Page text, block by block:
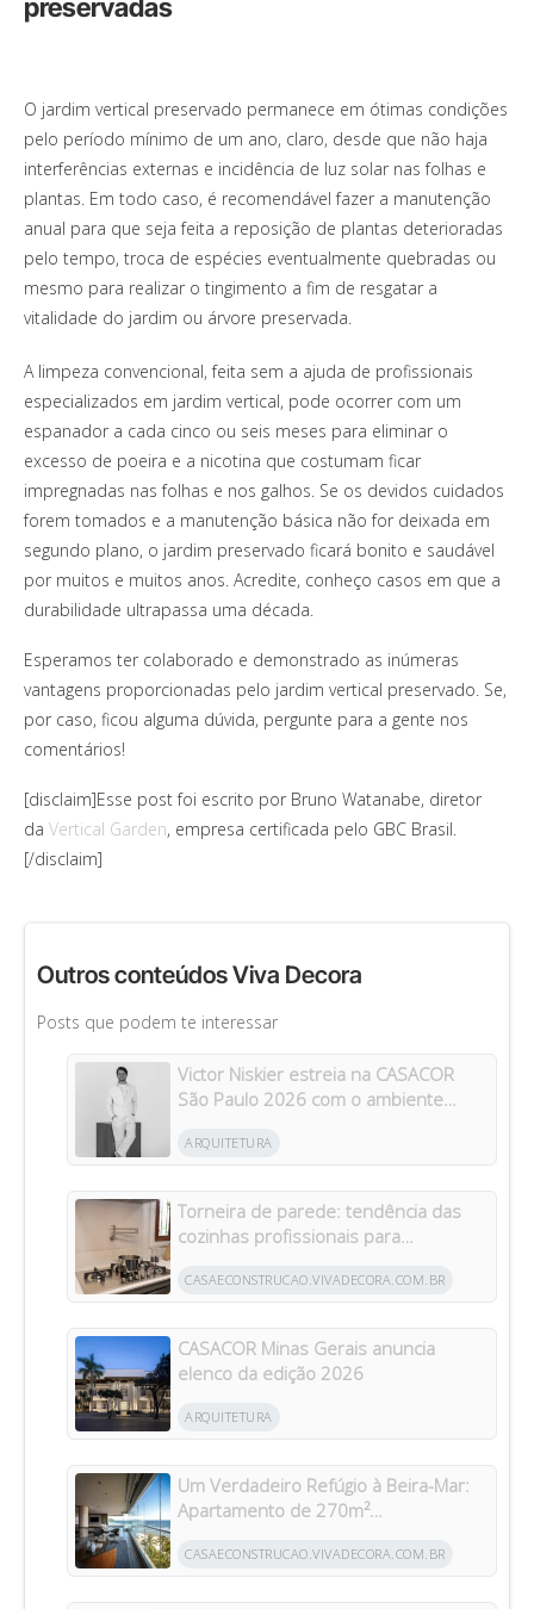
preservadas
O jardim vertical preservado permanece em ótimas condições
pelo período mínimo de um ano, claro, desde que não haja
interferências externas e incidência de luz solar nas folhas e
plantas. Em todo caso, é recomendável fazer a manutenção
anual para que seja feita a reposição de plantas deterioradas
pelo tempo, troca de espécies eventualmente quebradas ou
mesmo para realizar o tingimento a fim de resgatar a
vitalidade do jardim ou árvore preservada.
A limpeza convencional, feita sem a ajuda de profissionais
especializados em jardim vertical, pode ocorrer com um
espanador a cada cinco ou seis meses para eliminar o
excesso de poeira e a nicotina que costumam ficar
impregnadas nas folhas e nos galhos. Se os devidos cuidados
forem tomados e a manutenção básica não for deixada em
segundo plano, o jardim preservado ficará bonito e saudável
por muitos e muitos anos. Acredite, conheço casos em que a
durabilidade ultrapassa uma década.
Esperamos ter colaborado e demonstrado as inúmeras
vantagens proporcionadas pelo jardim vertical preservado. Se,
por caso, ficou alguma dúvida, pergunte para a gente nos
comentários!
[disclaim]Esse post foi escrito por Bruno Watanabe, diretor
da Vertical Garden, empresa certificada pelo GBC Brasil.
[/disclaim]
Outros conteúdos Viva Decora
Posts que podem te interessar
Victor Niskier estreia na CASACOR
São Paulo 2026 com o ambiente
ARQUITETURA
Torneira de parede: tendência das
cozinhas profissionais para
CASAECONSTRUCAO.VIVADECORA.COM.BR
CASACOR Minas Gerais anuncia
elenco da edição 2026
ARQUITETURA
Um Verdadeiro Refúgio à Beira-Mar:
Apartamento de 270m²
Riviera
CASAECONSTRUCAO.VIVADECORA.COM.BR